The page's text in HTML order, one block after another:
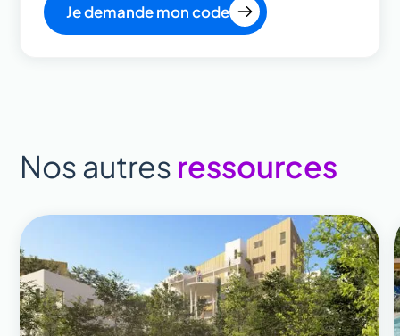
Je demande mon code
Nos autres ressources